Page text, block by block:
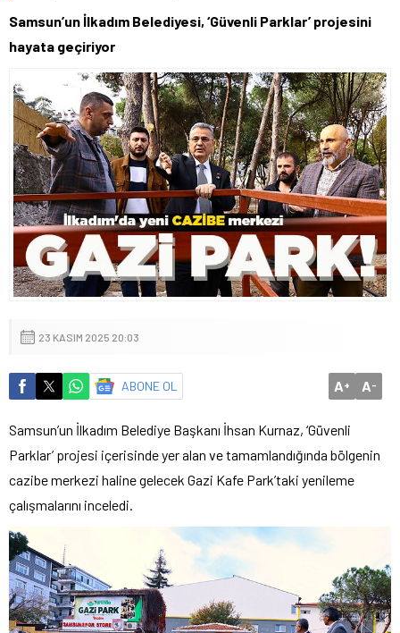
Samsun’un İlkadım Belediyesi, ‘Güvenli Parklar’ projesini
hayata geçiriyor
23 KASIM 2025 20:03
ABONE OL A+ A-
Samsun’un İlkadım Belediye Başkanı İhsan Kurnaz, ‘Güvenli
Parklar’ projesi içerisinde yer alan ve tamamlandığında bölgenin
cazibe merkezi haline gelecek Gazi Kafe Park’taki yenileme
çalışmalarını inceledi.